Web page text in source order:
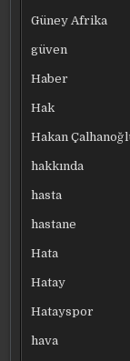
Güney Afrika
güven
Haber
Hak
Hakan
hakkında
hasta
hastane
Hata
Hatay
Hatayspor
hava